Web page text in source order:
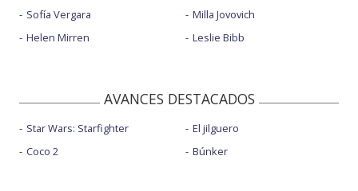
Sofía Vergara
Helen Mirren
Milla Jovovich
Leslie Bibb
AVANCES DESTACADOS
Star Wars: Starfighter
Coco 2
El jilguero
Búnker